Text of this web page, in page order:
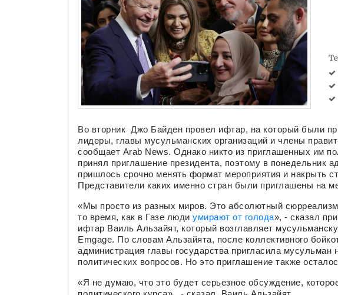
Во вторник Джо Байден провел ифтар, на который были
лидеры, главы мусульманских организаций и члены
сообщает Arab News. Однако никто из приглашенных им
принял приглашение президента, поэтому в понедельник
пришлось срочно менять формат мероприятия и накрыть
Представители каких именно стран были приглашены на
«Мы просто из разных миров. Это абсолютный
то время, как в Газе люди умирают от голода», - сказал
ифтар Ваиль Альзайят, который возглавляет
Emgage. По словам Альзайята, после коллективного
администрация главы государства пригласила мусульман
политических вопросов. Но это приглашение также
«Я не думаю, что это будет серьезное обсуждение,